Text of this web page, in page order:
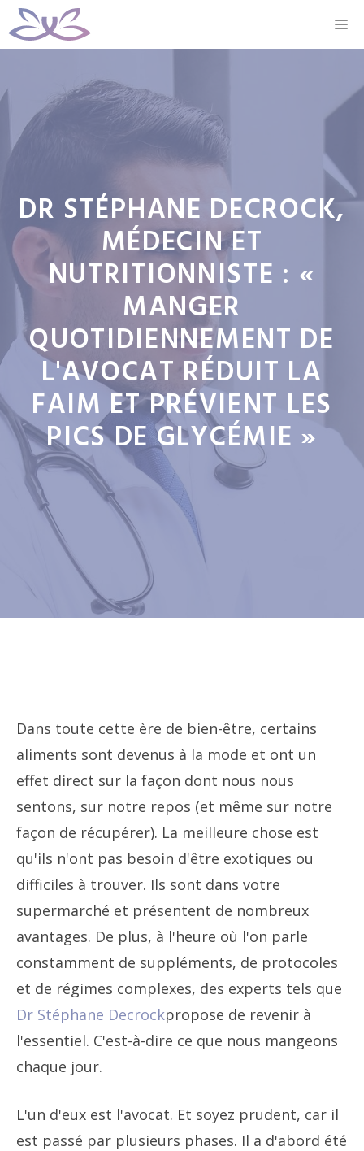
Aller
au
DR STÉPHANE DECROCK,
MÉDECIN ET
NUTRITIONNISTE : «
MANGER
QUOTIDIENNEMENT DE
L'AVOCAT RÉDUIT LA
FAIM ET PRÉVIENT LES
PICS DE GLYCÉMIE »
Dans toute cette ère de bien-être, certains
aliments sont devenus à la mode et ont un
effet direct sur la façon dont nous nous
sentons, sur notre repos (et même sur notre
façon de récupérer). La meilleure chose est
qu'ils n'ont pas besoin d'être exotiques ou
difficiles à trouver. Ils sont dans votre
supermarché et présentent de nombreux
avantages. De plus, à l'heure où l'on parle
constamment de suppléments, de protocoles
et de régimes complexes, des experts tels que
Dr Stéphane Decrockpropose de revenir à
l'essentiel. C'est-à-dire ce que nous mangeons
chaque jour.
L'un d'eux est l'avocat. Et soyez prudent, car il
est passé par plusieurs phases. Il a d'abord été